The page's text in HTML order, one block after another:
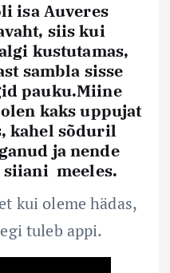
isa Auveres
siis kui
kustutamas,
sambla sisse
pauku.Miine
kaks uppujat
kahel sõduril
ja nende
meeles.
kui oleme hädas,
tuleb appi.